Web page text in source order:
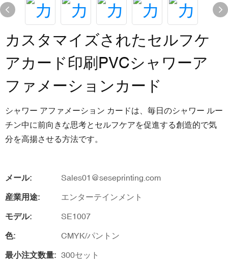
カスタマイズされたセルフケ
アカード印刷PVCシャワーア
ファメーションカード
シャワー アファメーション カードは、毎日のシャワー ルー
チン中に前向きな思考とセルフケアを促進する創造的で気
分を高揚させる方法です。
メール: Sales01@seseprinting.com
産業用途: エンターテインメント
モデル: SE1007
色: CMYK/パントン
最小注文数量: 300セット